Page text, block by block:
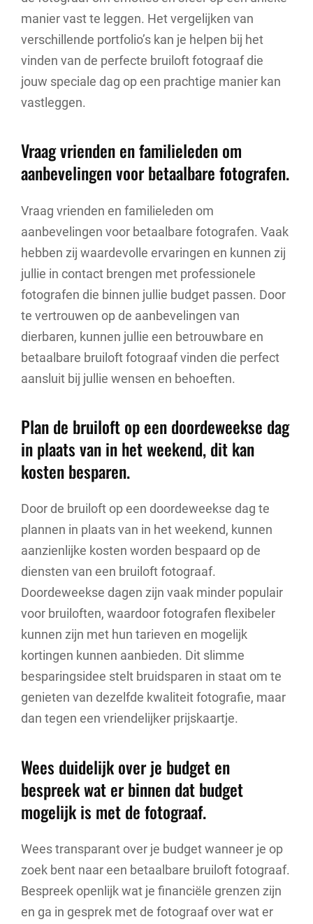
manier vast te leggen. Het vergelijken van
verschillende portfolio’s kan je helpen bij het
vinden van de perfecte bruiloft fotograaf die
jouw speciale dag op een prachtige manier kan
vastleggen.
Vraag vrienden en familieleden om
aanbevelingen voor betaalbare fotografen.
Vraag vrienden en familieleden om
aanbevelingen voor betaalbare fotografen. Vaak
hebben zij waardevolle ervaringen en kunnen zij
jullie in contact brengen met professionele
fotografen die binnen jullie budget passen. Door
te vertrouwen op de aanbevelingen van
dierbaren, kunnen jullie een betrouwbare en
betaalbare bruiloft fotograaf vinden die perfect
aansluit bij jullie wensen en behoeften.
Plan de bruiloft op een doordeweekse dag
in plaats van in het weekend, dit kan
kosten besparen.
Door de bruiloft op een doordeweekse dag te
plannen in plaats van in het weekend, kunnen
aanzienlijke kosten worden bespaard op de
diensten van een bruiloft fotograaf.
Doordeweekse dagen zijn vaak minder populair
voor bruiloften, waardoor fotografen flexibeler
kunnen zijn met hun tarieven en mogelijk
kortingen kunnen aanbieden. Dit slimme
besparingsidee stelt bruidsparen in staat om te
genieten van dezelfde kwaliteit fotografie, maar
dan tegen een vriendelijker prijskaartje.
Wees duidelijk over je budget en
bespreek wat er binnen dat budget
mogelijk is met de fotograaf.
Wees transparant over je budget wanneer je op
zoek bent naar een betaalbare bruiloft fotograaf.
Bespreek openlijk wat je financiële grenzen zijn
en ga in gesprek met de fotograaf over wat er